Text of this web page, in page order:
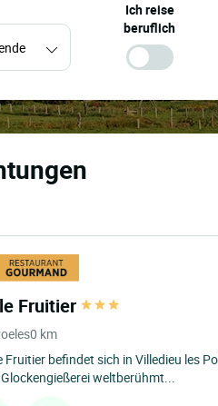
Ich reise
beruflich
Fruitier
0 km
Fruitier befindet sich in Villedieu les
weltberühmt...